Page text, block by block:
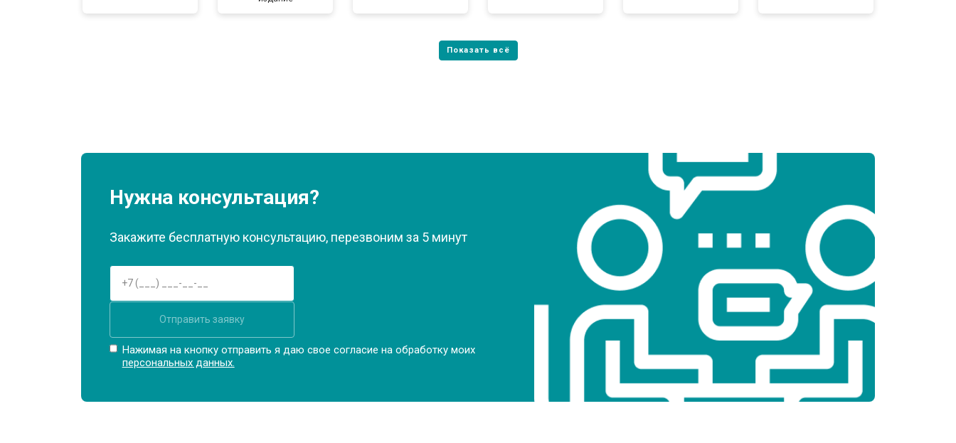
Нужна консультация?
Закажите бесплатную консультацию, перезвоним за 5 минут
Отправить заявку
Нажимая на кнопку отправить я даю свое согласие на обработку моих
персональных данных.